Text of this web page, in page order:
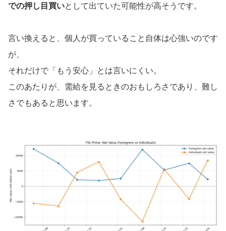
での押し目買いとして出ていた可能性が高そうです。
言い換えると、個人が買っていること自体は心強いのです
が、
それだけで「もう安心」とは言いにくい。
このあたりが、需給を見るときのおもしろさであり、難し
さでもあると思います。